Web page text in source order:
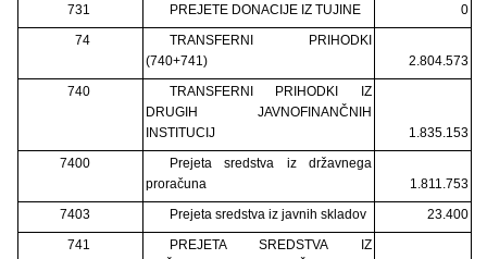
731
PREJETE DONACIJE IZ TUJINE
0
74
TRANSFERNI PRIHODKI
(740+741)
2.804.573
740
TRANSFERNI PRIHODKI IZ
DRUGIH JAVNOFINANČNIH
INSTITUCIJ
1.835.153
7400
Prejeta sredstva iz državnega
proračuna
1.811.753
7403
Prejeta sredstva iz javnih skladov
23.400
741
PREJETA SREDSTVA IZ